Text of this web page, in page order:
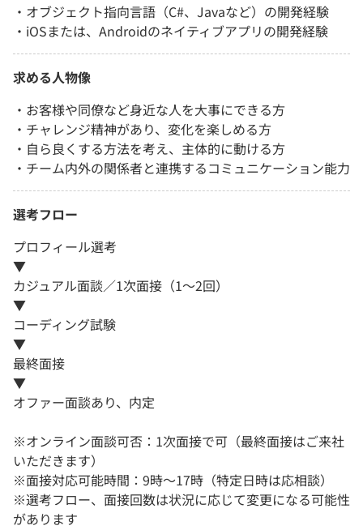
・オブジェクト指向言語（C#、Javaなど）の開発経験​
・iOSまたは、Androidのネイティブアプリの開発経験
求める人物像
・お客様や同僚など身近な人を大事にできる方
・チャレンジ精神があり、変化を楽しめる方
・自ら良くする方法を考え、主体的に動ける方
・チーム内外の関係者と連携するコミュニケーション能力
選考フロー
プロフィール選考
▼
カジュアル面談／1次面接（1～2回）
▼
コーディング試験
▼
最終面接
▼
オファー面談あり、内定
※オンライン面談可否：1次面接で可（最終面接はご来社
いただきます）
※面接対応可能時間：9時～17時（特定日時は応相談）
※選考フロー、面接回数は状況に応じて変更になる可能性
があります